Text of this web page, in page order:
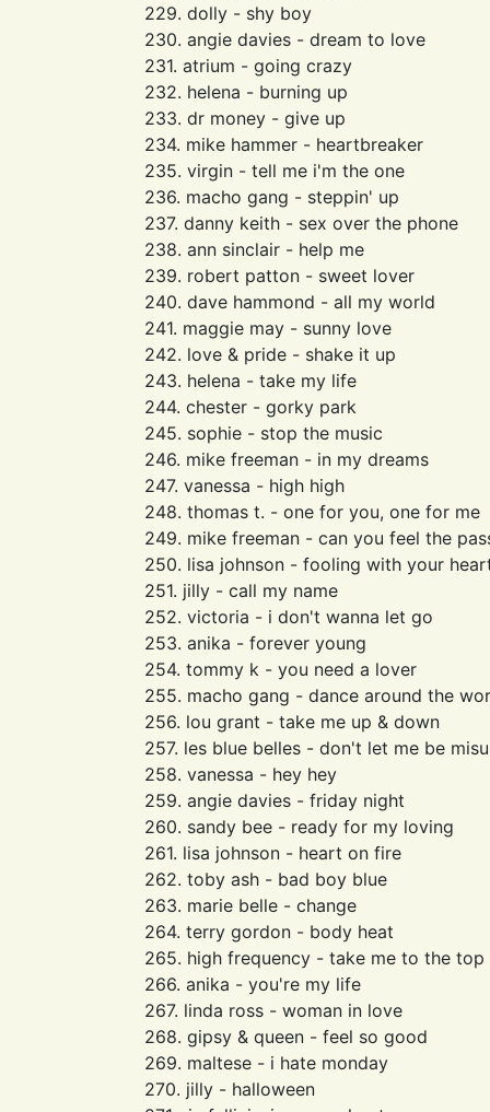
229. dolly - shy boy
230. angie davies - dream to love
231. atrium - going crazy
232. helena - burning up
233. dr money - give up
234. mike hammer - heartbreaker
235. virgin - tell me i'm the one
236. macho gang - steppin' up
237. danny keith - sex over the phone
238. ann sinclair - help me
239. robert patton - sweet lover
240. dave hammond - all my world
241. maggie may - sunny love
242. love & pride - shake it up
243. helena - take my life
244. chester - gorky park
245. sophie - stop the music
246. mike freeman - in my dreams
247. vanessa - high high
248. thomas t. - one for you, one for me
249. mike freeman - can you feel the
250. lisa johnson - fooling with your
251. jilly - call my name
252. victoria - i don't wanna let go
253. anika - forever young
254. tommy k - you need a lover
255. macho gang - dance around the
256. lou grant - take me up & down
257. les blue belles - don't let me be
258. vanessa - hey hey
259. angie davies - friday night
260. sandy bee - ready for my loving
261. lisa johnson - heart on fire
262. toby ash - bad boy blue
263. marie belle - change
264. terry gordon - body heat
265. high frequency - take me to the top
266. anika - you're my life
267. linda ross - woman in love
268. gipsy & queen - feel so good
269. maltese - i hate monday
270. jilly - halloween